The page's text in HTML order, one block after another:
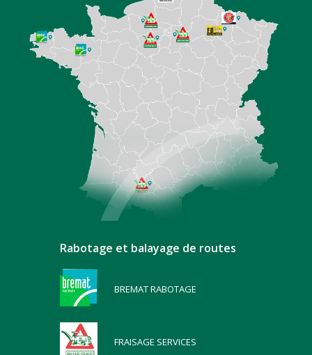
Rabotage et balayage de routes
BREMAT RABOTAGE
FRAISAGE SERVICES